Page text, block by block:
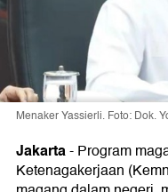
Menaker Yassierli. Foto: Dok.
Jakarta-Program
Ketenagakerjaan